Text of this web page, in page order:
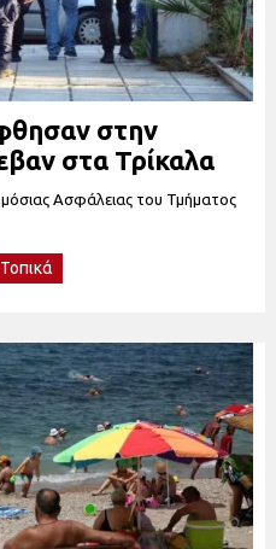
στην
στα Τρίκαλα
Ασφάλειας του Τμήματος
Τοπικά